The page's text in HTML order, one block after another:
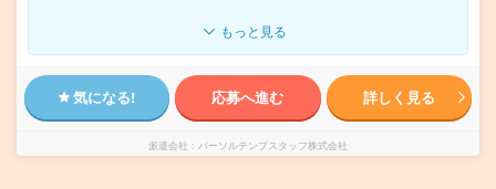
もっと見る
気になる! 応募へ進む 詳しく見る
派遣会社 パーソルテンプスタッフ株式会社